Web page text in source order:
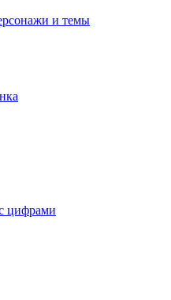
и темы
цифрами